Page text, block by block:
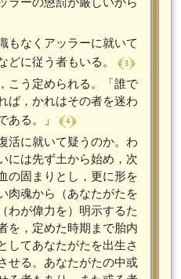
もなくアッラーに就いて
どに従う者もいる。 ﴾ 3 ﴿
こう定められる。「誰で
ば，かれはその者を迷わ
ある。」 ﴾ 4 ﴿
活に就いて疑うのか。わ
には先ず土から始め，次
の固まりとし，更に形を
肉魂から（あなたがたを
わが偉力を）明示するた
を，定めた時期まで胎内
してあなたがたを出生さ
せる。あなたがたの中或